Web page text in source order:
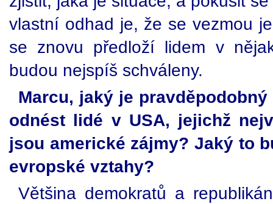
vlastní odhad je, že se vezmou
se znovu předloží lidem v
budou nejspíš schváleny.
Marcu, jaký je
odnést lidé v USA, jejichž
jsou americké zájmy? Jaký to
evropské vztahy?
Většina demokratů a